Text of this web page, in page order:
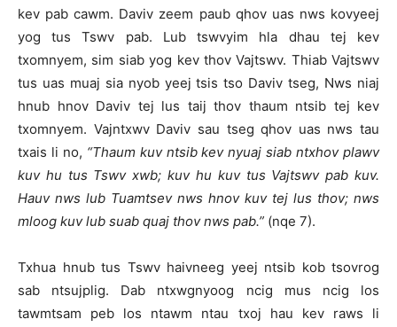
kev pab cawm. Daviv zeem paub qhov uas nws kovyeej
yog tus Tswv pab. Lub tswvyim hla dhau tej kev
txomnyem, sim siab yog kev thov Vajtswv. Thiab Vajtswv
tus uas muaj sia nyob yeej tsis tso Daviv tseg, Nws niaj
hnub hnov Daviv tej lus taij thov thaum ntsib tej kev
txomnyem. Vajntxwv Daviv sau tseg qhov uas nws tau
txais li no, “Thaum kuv ntsib kev nyuaj siab ntxhov plawv
kuv hu tus Tswv xwb; kuv hu kuv tus Vajtswv pab kuv.
Hauv nws lub Tuamtsev nws hnov kuv tej lus thov; nws
mloog kuv lub suab quaj thov nws pab.” (nqe 7).
Txhua hnub tus Tswv haivneeg yeej ntsib kob tsovrog
sab ntsujplig. Dab ntxwgnyoog ncig mus ncig los
tawmtsam peb los ntawm ntau txoj hau kev raws li